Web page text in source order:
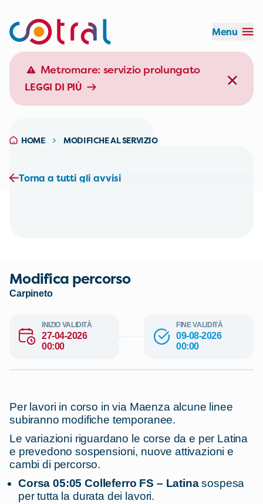
Menu
Metromare: servizio prolungato
LEGGI DI PIÙ
HOME MODIFICHE AL SERVIZIO
Torna a tutti gli avvisi
Modifica percorso
Carpineto
INIZIO VALIDITÀ
27-04-2026
00:00
FINE VALIDITÀ
09-08-2026
00:00
Per lavori in corso in via Maenza alcune linee
subiranno modifiche temporanee.
Le variazioni riguardano le corse da e per Latina
e prevedono sospensioni, nuove attivazioni e
cambi di percorso.
Corsa 05:05 Colleferro FS – Latinasospesa
per tutta la durata dei lavori.
Effettua il login
Orario: